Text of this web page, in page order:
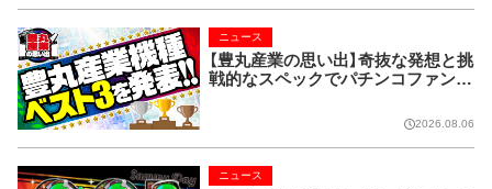
【豊丸産業の思い出】奇抜な発想と挑
戦的なスペックでパチンコファンを
ニュース
2026.08.06
ニュース